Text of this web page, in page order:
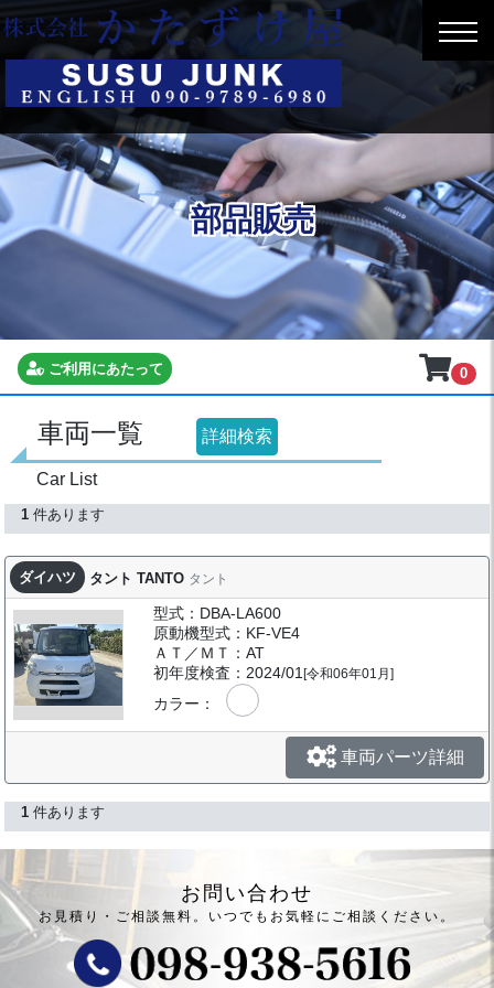
部品販売
ご利用にあたって 0
車両一覧 詳細検索
Car List
1 件あります
ダイハツ タント TANTO タント
型式：DBA-LA600
原動機型式：KF-VE4
ＡＴ／ＭＴ：AT
初年度検査：2024/01 [令和06年01月]
カラー：
車両パーツ詳細
1 件あります
お問い合わせ
お見積り・ご相談無料。 いつでもお気軽にご相談ください。